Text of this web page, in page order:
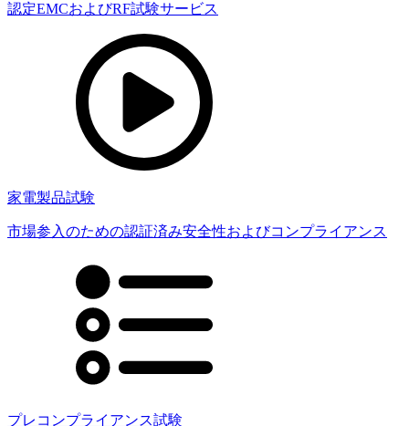
認定EMCおよびRF試験サービス
家電製品試験
市場参入のための認証済み安全性およびコンプライアンス
プレコンプライアンス試験